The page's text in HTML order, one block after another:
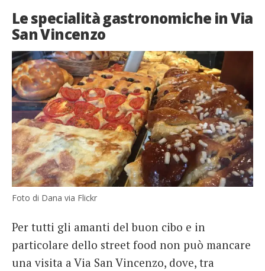
Le specialità gastronomiche in Via
San Vincenzo
Foto di Dana via Flickr
Per tutti gli amanti del buon cibo e in
particolare dello street food non può mancare
una visita a Via San Vincenzo, dove, tra